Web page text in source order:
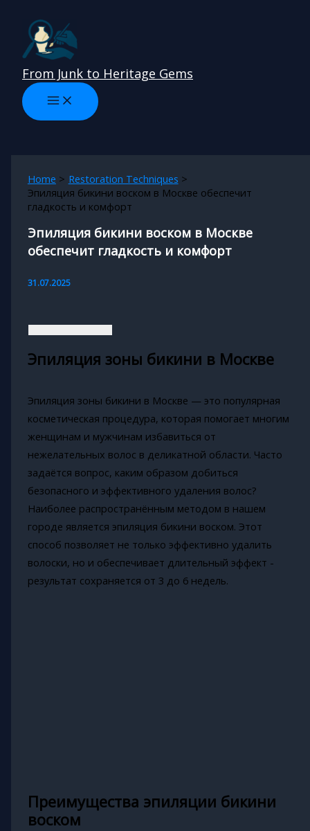
content
From Junk to Heritage Gems
Home
Restoration Techniques
Эпиляция бикини воском в Москве обеспечит
гладкость и комфорт
Эпиляция бикини воском в Москве
обеспечит гладкость и комфорт
31.07.2025
Эпиляция зоны бикини в Москве
Эпиляция зоны бикини в Москве — это популярная
косметическая процедура, которая помогает многим
женщинам и мужчинам избавиться от
нежелательных волос в деликатной области. Часто
задаётся вопрос, каким образом добиться
безопасного и эффективного удаления волос?
Наиболее распространённым методом в нашем
городе является эпиляция бикини воском. Этот
способ позволяет не только эффективно удалить
волоски, но и обеспечивает длительный эффект -
результат сохраняется от 3 до 6 недель.
Преимущества эпиляции бикини
воском